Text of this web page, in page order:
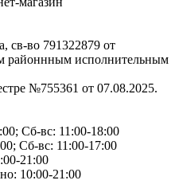
св-во 791322879 от
районнным исполнительным
№755361 от 07.08.2025.
Сб-вс: 11:00-18:00
Сб-вс: 11:00-17:00
21:00
10:00-21:00